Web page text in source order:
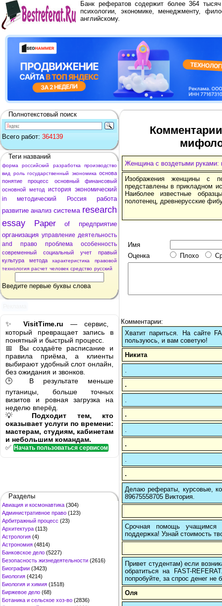
Банк рефератов содержит более 364
психологии, экономике, менеджменту,
английскому.
Полнотекстовый поиск
Всего работ: 364139
Теги названий
форма российский разработка
производство
вид
роль государственный экономика основа
понятие
процесс основный
финансовый
основной метод история экономический
in
методический Россия
работа
развитие анализ система research
essay
Paper of
предприятие
организация управление деятельность
and
право проблема особенность
современный социальный учет
правый
культура
метода характеристика
правовой
технология расчет человек средство русский
Введите первые буквы слова
✨ VisitTime.ru — сервис,
который превращает запись в
понятный и быстрый процесс.
📅 Вы создаёте расписание и
правила приёма, а клиенты
выбирают удобный слот онлайн,
без ожидания и звонков.
🕒 В результате меньше
путаницы, больше точных
визитов и ровная загрузка на
неделю вперёд.
💡 Подходит тем, кто
оказывает услуги по времени:
мастерам, студиям, кабинетам
и небольшим командам.
✅ Начать пользоваться сервисом
Разделы
Авиация и космонавтика (304)
Административное право (123)
Арбитражный процесс (23)
Архитектура (113)
Астрология (4)
Астрономия (4814)
Банковское дело (5227)
Безопасность жизнедеятельности (2616)
Биографии (3423)
Биология (4214)
Биология и химия (1518)
Биржевое дело (68)
Ботаника и сельское хоз-во (2836)
Женщина с воздетыми руками:
Изображения женщины с
представлены в прикладном
Наиболее известные
полотенец, древнерусские
Имя
Оценка
Плохо
Комментарии:
Хватит париться. На сайте
пользуюсь, и вам советую!
Никита
.
.
.
.
Делаю рефераты, курсовые,
89675558705 Виктория.
Срочная помощь учащимся в
поддержка! Узнай стоимость
Привет студентам) если
обратиться на FAST-
попробуйте, за спрос денег не
Оля